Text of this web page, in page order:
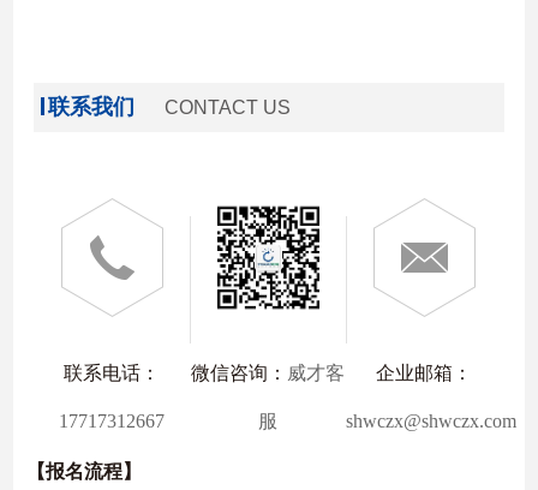
联系我们 CONTACT US
联系电话：
17717312667
微信咨询： 威才客
服
企业邮箱：
shwczx@shwczx.com
【报名流程】